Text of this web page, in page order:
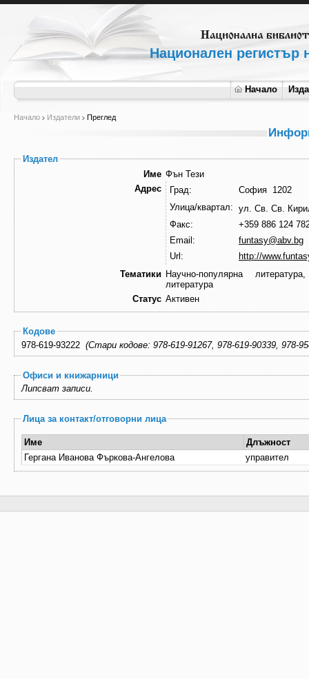
Национален регистър
Начало
Начало Издатели Преглед
Издател
Име Фън Тези
Адрес
Град:
София 1202
Улица/квартал: ул. Св. Св.
Факс:
+359 886 124
Email:
funtasy@abv.bg
Url:
http://
Тематики Научно-популярна
литература
Статус Активен
Кодове
(Стари кодове: 978-619-91267, 978-619-90339,
Офиси и книжарници
Липсват записи.
Лица за контакт/отговорни лица
Име
Длъжност
Гергана Иванова Фъркова-Ангелова
управител